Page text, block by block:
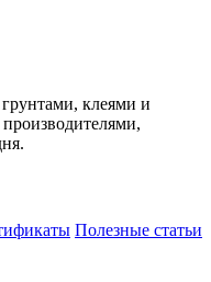
клеями и
Полезные статьи